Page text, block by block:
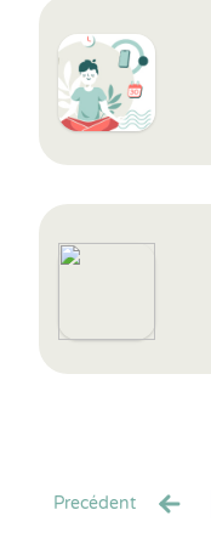
Precédent